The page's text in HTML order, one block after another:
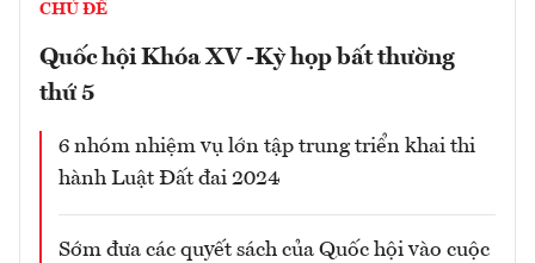
CHỦ ĐỀ
Quốc hội Khóa XV -Kỳ họp bất thường
thứ 5
6 nhóm nhiệm vụ lớn tập trung triển khai thi
hành Luật Đất đai 2024
Sớm đưa các quyết sách của Quốc hội vào cuộc